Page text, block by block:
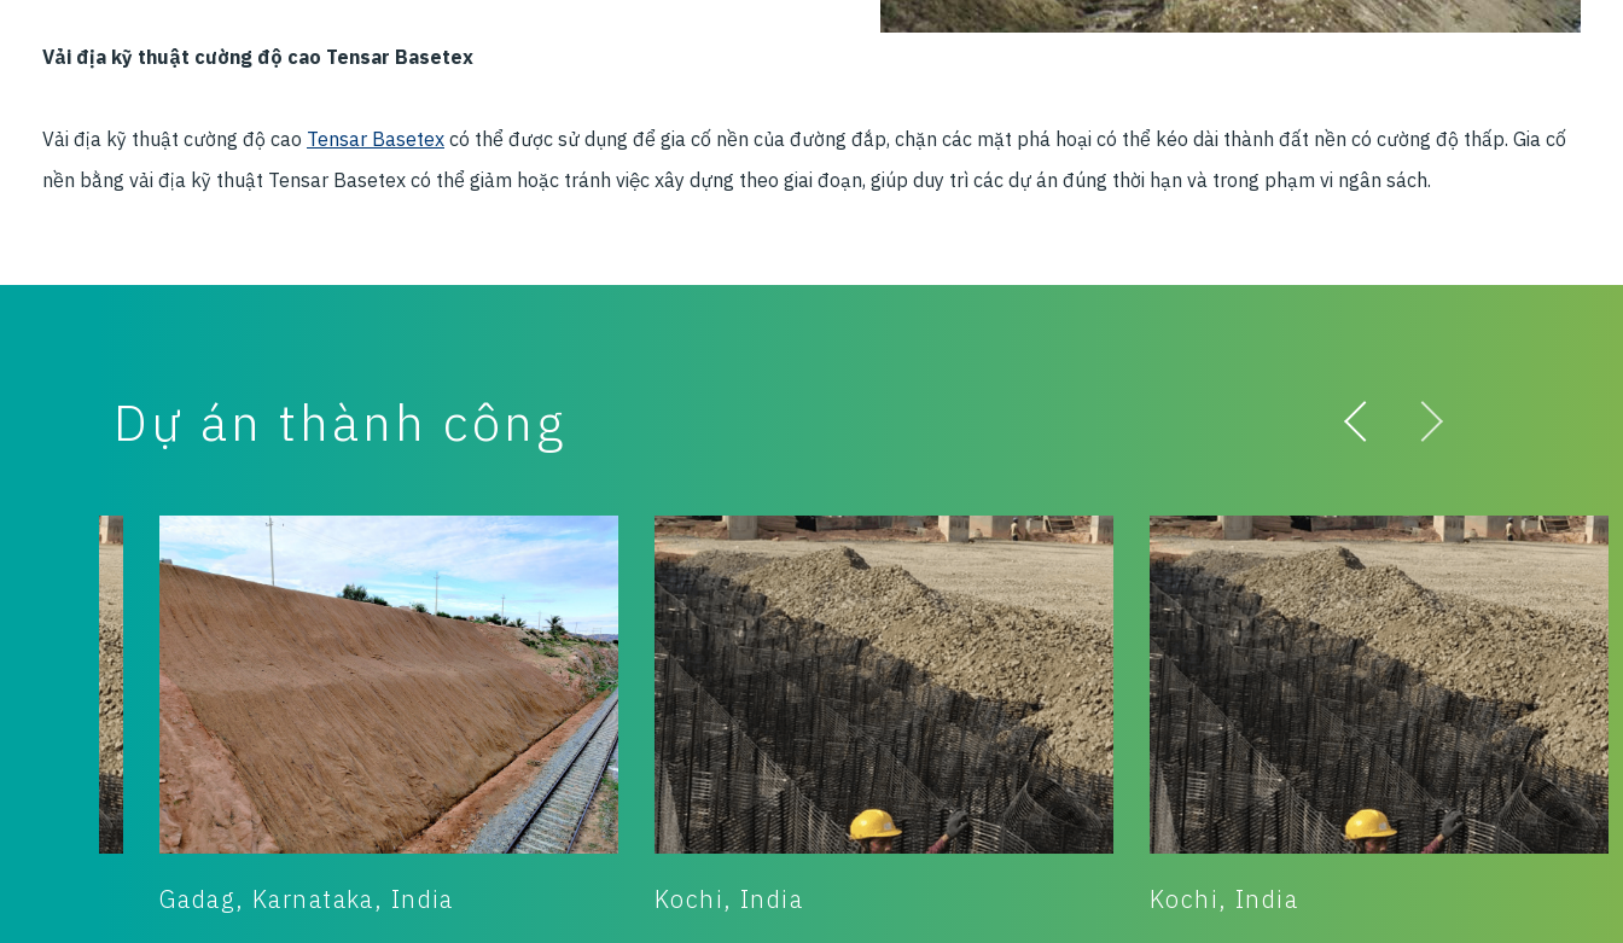
Vải địa kỹ thuật cường độ cao Tensar Basetex
Vải địa kỹ thuật cường độ cao Tensar Basetex có thể được sử dụng để gia cố nền của đường đắp, chặn các mặt phá hoại có thể kéo dài thành đất nền có cường độ thấp. Gia cố
nền bằng vải địa kỹ thuật Tensar Basetex có thể giảm hoặc tránh việc xây dựng theo giai đoạn, giúp duy trì các dự án đúng thời hạn và trong phạm vi ngân sách.
Dự án thành công
Kochi, India Gadag, Karnataka, India Kochi, India